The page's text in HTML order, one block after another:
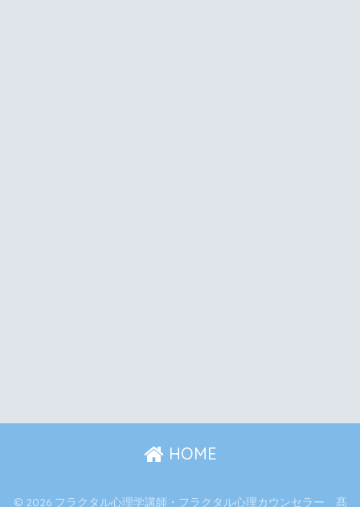
HOME
© 2026 フラクタル心理学講師・フラクタル心理カウンセラー 髙